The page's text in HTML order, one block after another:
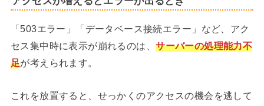
「503エラー」「データベース接続エラー」など、アク
セス集中時に表示が崩れるのは、サーバーの処理能力不
足が考えられます。
これを放置すると、せっかくのアクセスの機会を逃して